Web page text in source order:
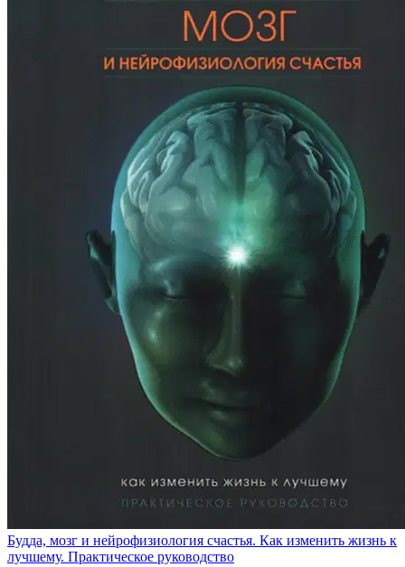
Будда, мозг и нейрофизиология счастья. Как изменить жизнь к
лучшему. Практическое руководство